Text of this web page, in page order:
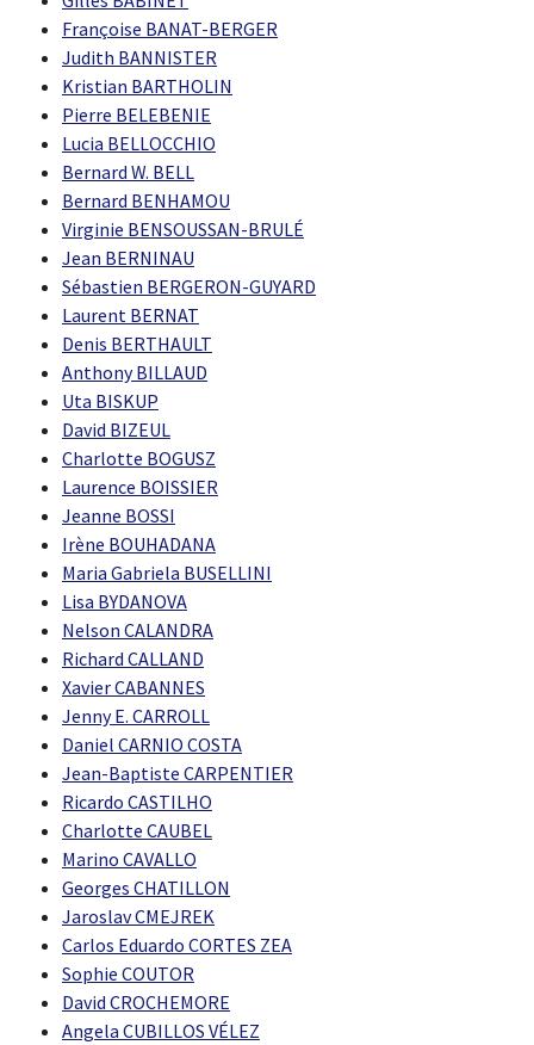
Françoise BANAT-BERGER
Judith BANNISTER
Kristian BARTHOLIN
Pierre BELEBENIE
Lucia BELLOCCHIO
Bernard W. BELL
Bernard BENHAMOU
Virginie BENSOUSSAN-BRULÉ
Jean BERNINAU
Sébastien BERGERON-GUYARD
Laurent BERNAT
Denis BERTHAULT
Anthony BILLAUD
Uta BISKUP
David BIZEUL
Charlotte BOGUSZ
Laurence BOISSIER
Jeanne BOSSI
Irène BOUHADANA
Maria Gabriela BUSELLINI
Lisa BYDANOVA
Nelson CALANDRA
Richard CALLAND
Xavier CABANNES
Jenny E. CARROLL
Daniel CARNIO COSTA
Jean-Baptiste CARPENTIER
Ricardo CASTILHO
Charlotte CAUBEL
Marino CAVALLO
Georges CHATILLON
Jaroslav CMEJREK
Carlos Eduardo CORTES ZEA
Sophie COUTOR
David CROCHEMORE
Angela CUBILLOS VÉLEZ